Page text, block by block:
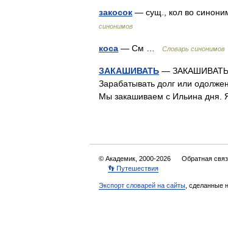
закосок — сущ., кол во
синонимов
коса — См … Словарь синонимов
ЗАКАШИВАТЬ — ЗАКАШИВАТЬ,
Зарабатывать долг или
Мы закашиваем с Ильина дня.
© Академик, 2000-2026 Обратная
👣 Путешествия
Экспорт словарей на сайты , сделанные